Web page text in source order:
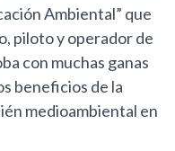
Ambiental” que
piloto y operador de
con muchas ganas
beneficios de la
medioambiental en